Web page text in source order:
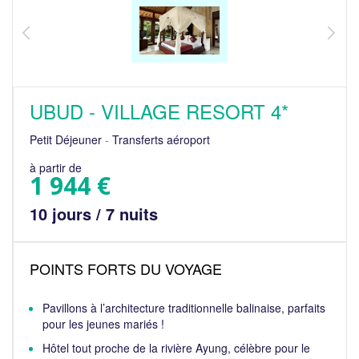
UBUD - VILLAGE RESORT 4*
Petit Déjeuner - Transferts aéroport
à partir de
1 944 €
10 jours / 7 nuits
POINTS FORTS DU VOYAGE
Pavillons à l’architecture traditionnelle balinaise, parfaits
pour les jeunes mariés !
Hôtel tout proche de la rivière Ayung, célèbre pour le